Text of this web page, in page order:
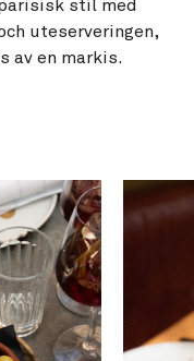
stil med
uteserveringen,
av en markis.
Read